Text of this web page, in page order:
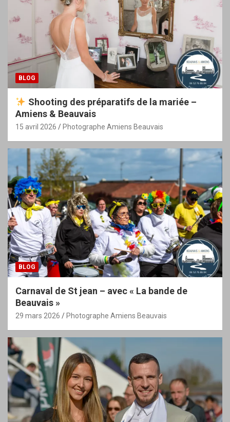
BLOG
Shooting des préparatifs de la mariée –
Amiens & Beauvais
15 avril 2026 Photographe Amiens Beauvais
BLOG
Carnaval de St jean – avec « La bande de
Beauvais »
29 mars 2026 Photographe Amiens Beauvais